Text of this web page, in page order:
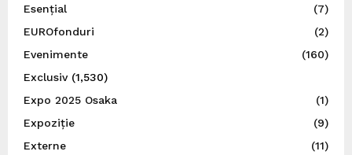
Esențial
(7)
EUROfonduri
(2)
Evenimente
(160)
Exclusiv(1,530)
Expo 2025 Osaka
(1)
Expoziție
(9)
Externe
(11)